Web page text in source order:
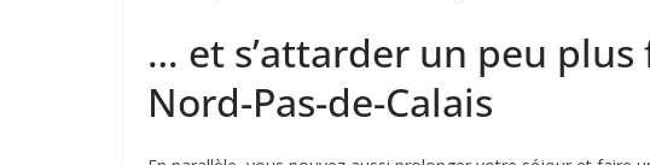
… et s’attarder un peu
Nord-Pas-de-Calais